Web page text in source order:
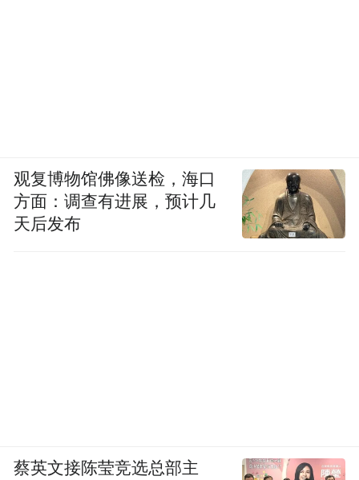
观复博物馆佛像送检，海口
方面：调查有进展，预计几
天后发布
蔡英文接陈莹竞选总部主